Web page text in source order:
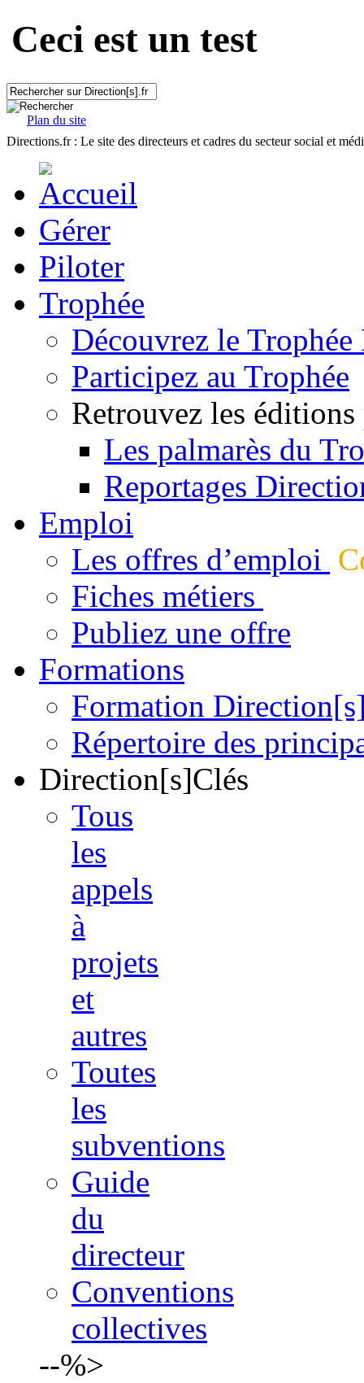
Ceci est un test
Plan du site
Directions.fr : Le site des directeurs et cadres du secteur social et
Gérer
Piloter
Trophée
Découvrez le
Participez au Trophée
Retrouvez les éditions
Les palmarès du
Reportages
Emploi
Les offres d’emploi
Fiches métiers
Publiez une offre
Formations
Formation
Répertoire des
Direction[s]Clés
Tous
les
appels
à
projets
et
autres
Toutes
les
subventions
Guide
du
directeur
Conventions
collectives
--%>